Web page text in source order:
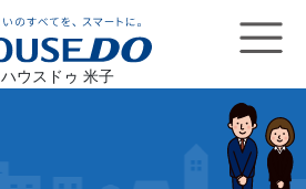
ハウスドゥ 米子